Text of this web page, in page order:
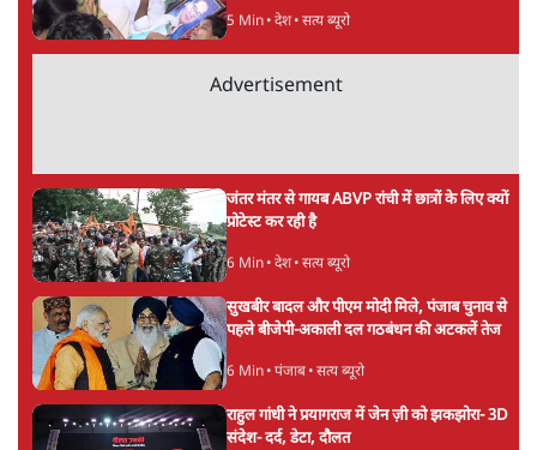
5 Min• देश• सत्य ब्यूरो
Advertisement
जंतर मंतर से गायब ABVP रांची में छात्रों के लिए क्यों
प्रोटेस्ट कर रही है
6 Min• देश• सत्य ब्यूरो
सुखबीर बादल और पीएम मोदी मिले, पंजाब चुनाव से
पहले बीजेपी-अकाली दल गठबंधन की अटकलें तेज
6 Min• पंजाब• सत्य ब्यूरो
राहुल गांधी ने प्रयागराज में जेन ज़ी को झकझोरा- 3D
संदेश- दर्द, डेटा, दौलत